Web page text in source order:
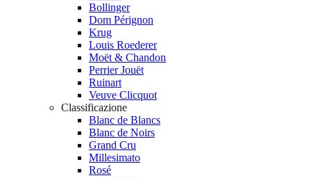
Bollinger
Dom Pérignon
Krug
Louis Roederer
Moët & Chandon
Perrier Jouët
Ruinart
Veuve Clicquot
Classificazione
Blanc de Blancs
Blanc de Noirs
Grand Cru
Millesimato
Rosé